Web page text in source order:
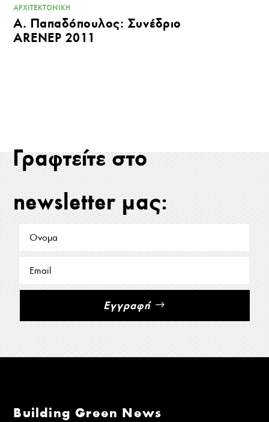
ΑΡΧΙΤΕΚΤΟΝΙΚΉ
Α. Παπαδόπουλος: Συνέδριο
ARENEP 2011
Γραφτείτε στο
newsletter μας:
Εγγραφή
Building Green News